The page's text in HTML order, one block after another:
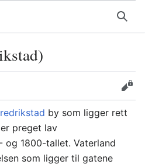
Søk
Rediger
by som ligger rett
preget lav
og 1800-tallet. Vaterland
som ligger til gatene